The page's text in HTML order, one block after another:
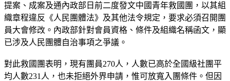
提案、成案及通內政部日前二度發文中國青年救國團，以其組
織章程違反《人民團體法》及其他法令規定，要求必須召開團
員大會修改。內政部針對會員資格、條件及組織名稱函文，顯
已涉及人民團體自治事項之爭議。
對此救國團表明，現有團員270人，人數已高於全國級社團平
均人數231人，也未拒絕外界申請，惟可放寬入團條件。但因